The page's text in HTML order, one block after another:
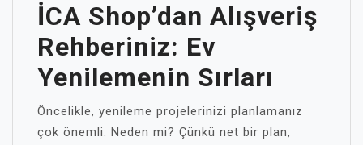
İCA Shop’dan Alışveriş
Rehberiniz: Ev
Yenilemenin Sırları
Öncelikle, yenileme projelerinizi planlamanız
çok önemli. Neden mi? Çünkü net bir plan,